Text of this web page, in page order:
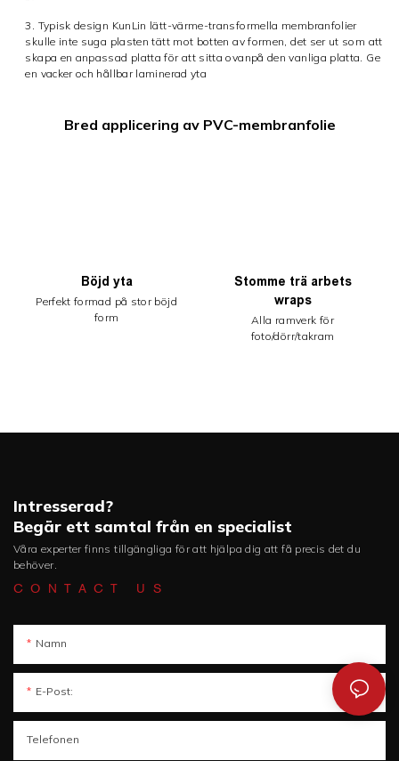
3. Typisk design KunLin lätt-värme-transformella membranfolier
skulle inte suga plasten tätt mot botten av formen, det ser ut som att
skapa en anpassad platta för att sitta ovanpå den vanliga platta. Ge
en vacker och hållbar laminerad yta
Bred applicering av PVC-membranfolie
Böjd yta
Perfekt formad på stor böjd
form
Stomme trä arbets
wraps
Alla ramverk för
foto/dörr/takram
Intresserad?
Begär ett samtal från en specialist
Våra experter finns tillgängliga för att hjälpa dig att få precis det du
behöver.
CONTACT US
Namn
E-Post:
Telefonen